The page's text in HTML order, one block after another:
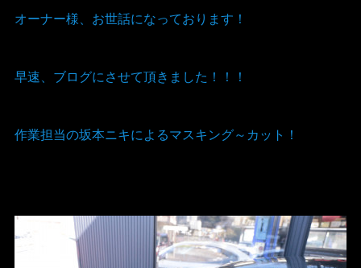
オーナー様、お世話になっております！
早速、ブログにさせて頂きました！！！
作業担当の坂本ニキによるマスキング～カット！